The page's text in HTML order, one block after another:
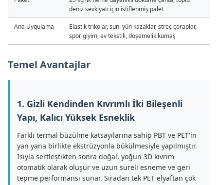
deniz sevkiyatı için istiflenmiş palet
Ana Uygulama
Elastik trikolar, suni yün kazaklar, streç çoraplar,
spor giyim, ev tekstili, döşemelik kumaş
Temel Avantajlar
1. Gizli Kendinden Kıvrımlı İki Bileşenli
Yapı, Kalıcı Yüksek Esneklik
Farklı termal büzülme katsayılarına sahip PBT ve PET'in
yan yana birlikte ekstrüzyonla bükülmesiyle yapılmıştır.
Isıyla sertleştikten sonra doğal, yoğun 3D kıvrım
otomatik olarak oluşur ve uzun süreli esneme ve geri
tepme performansı sunar. Sıradan tek PET elyaftan çok